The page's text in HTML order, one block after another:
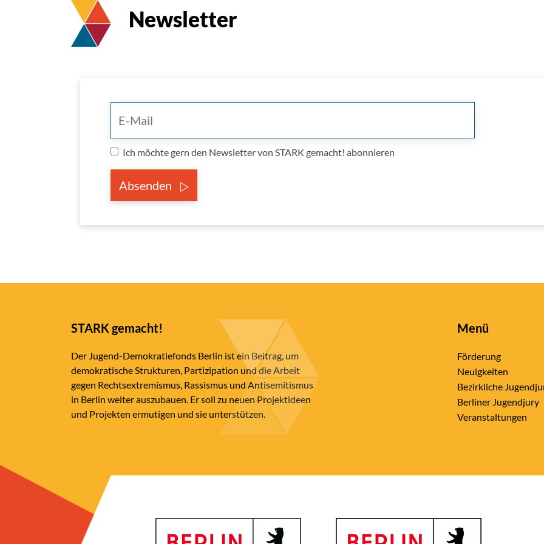
Newsletter
Ich möchte gern den Newsletter von STARK gemacht! abonnieren
Absenden
STARK gemacht!
Der Jugend-Demokratiefonds Berlin ist ein Beitrag, um
demokratische Strukturen, Partizipation und die Arbeit
gegen Rechtsextremismus, Rassismus und Antisemitismus
in Berlin weiter auszubauen. Er soll zu neuen Projektideen
und Projekten ermutigen und sie unterstützen.
Menü
Förderung
Neuigkeiten
Bezirkliche
Berliner Jugendjury
Veranstaltungen